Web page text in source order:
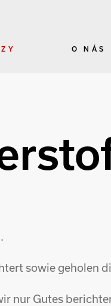
O NÁS
sowie geholen
nur Gutes